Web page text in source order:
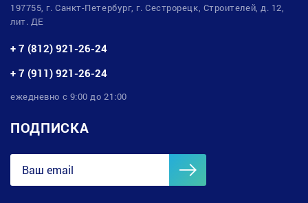
197755, г. Санкт-Петербург, г. Сестрорецк, Строителей, д. 12,
лит. ДЕ
+ 7 (812) 921-26-24
+ 7 (911) 921-26-24
ежедневно с 9:00 до 21:00
ПОДПИСКА